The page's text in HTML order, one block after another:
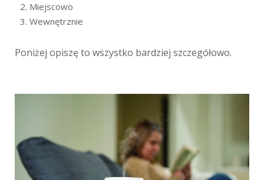
Miejscowo
Wewnętrznie
Poniżej opiszę to wszystko bardziej szczegółowo.